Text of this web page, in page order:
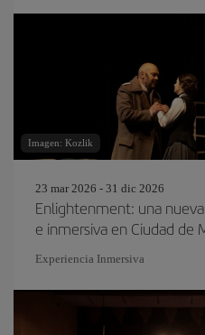
Imagen: Kozlik
23 mar 2026 - 31 dic 2026
Enlightenment: una
e inmersiva en Ciudad de
Experiencia Inmersiva